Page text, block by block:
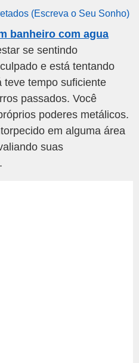
(Escreva o Seu Sonho)
banheiro com agua
se sentindo
e está tentando
teve tempo suficiente
passados. Você
poderes metálicos.
em alguma área
suas